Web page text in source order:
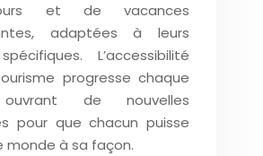
et de vacances
adaptées à leurs
L’accessibilité
progresse chaque
de nouvelles
pour que chacun puisse
monde à sa façon.